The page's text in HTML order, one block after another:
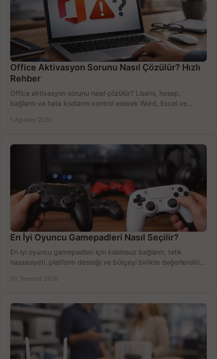
Office Aktivasyon Sorunu Nasıl Çözülür? Hızlı
Rehber
Office aktivasyon sorunu nasıl çözülür? Lisans, hesap,
bağlantı ve hata kodlarını kontrol ederek Word, Excel ve
1 Ağustos 2026
En İyi Oyuncu Gamepadleri Nasıl Seçilir?
En iyi oyuncu gamepadleri için kablosuz bağlantı, tetik
hassasiyeti, platform desteği ve bütçeyi birlikte değerlendirin;
30 Temmuz 2026